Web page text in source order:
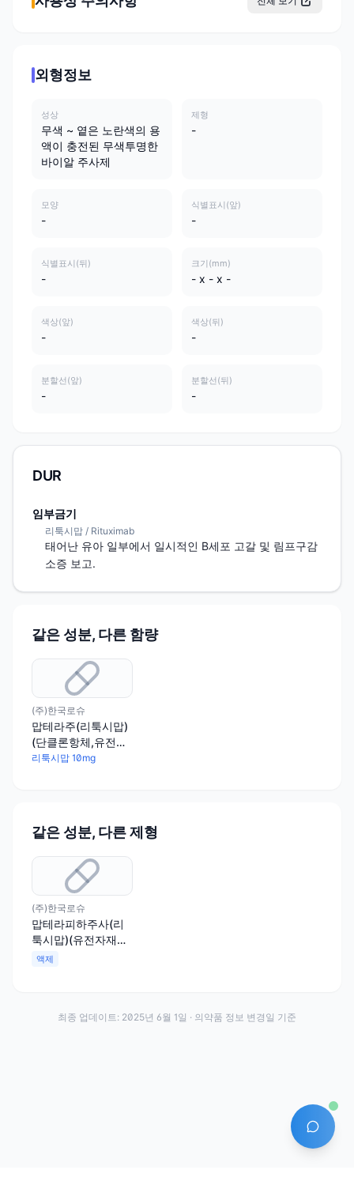
외형정보
성상
무색 ~ 옅은 노란색의 용
액이 충전된 무색투명한
바이알 주사제
제형
-
모양
-
식별표시(앞)
-
식별표시(뒤)
-
크기(mm)
- x - x -
색상(앞)
-
색상(뒤)
-
분할선(앞)
-
분할선(뒤)
-
DUR
임부금기
리툭시맙 / Rituximab
태어난 유아 일부에서 일시적인 B세포 고갈 및 림프구감
소증 보고.
같은 성분, 다른 함량
(주)한국로슈
맙테라주(리툭시맙)
(단클론항체,유전자
재조합)
리툭시맙 10mg
같은 성분, 다른 제형
(주)한국로슈
맙테라피하주사(리
툭시맙)(유전자재조
합)
액제
AI 에이
최종 업데이트: 2025년 6월 1일 · 의약품 정보 변경일 기준